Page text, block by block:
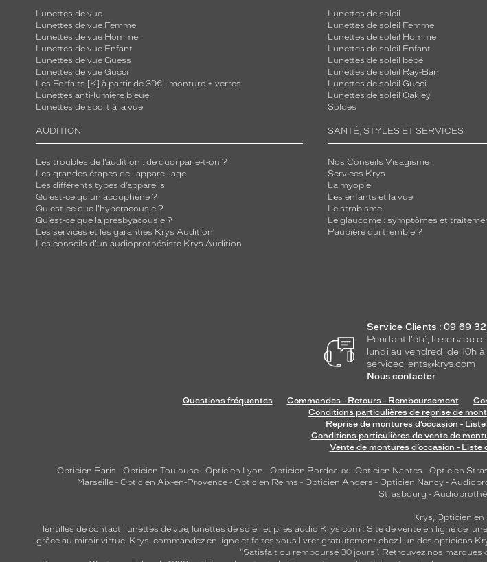
Lunettes de vue
Lunettes de vue Femme
Lunettes de vue Homme
Lunettes de vue Enfant
Lunettes de vue Guess
Lunettes de vue Gucci
Les Forfaits [K] à partir de 39€ - monture + verres
Lunettes anti-lumière bleue
Lunettes de sport à la vue
Lunettes de soleil
Lunettes de soleil Femme
Lunettes de soleil Homme
Lunettes de soleil Enfant
Lunettes de soleil bébé
Lunettes de soleil Ray-Ban
Lunettes de soleil Gucci
Lunettes de soleil Oakley
Soldes
AUDITION
Les troubles de l’audition : de quoi parle-t-on ?
Les grandes étapes de l'appareillage
Les différents types d’appareils
Qu’est-ce qu'un acouphène ?
Qu'est-ce que l'hyperacousie ?
Qu’est-ce que la presbyacousie ?
Les services et les garanties Krys Audition
Les conseils d'un audioprothésiste Krys Audition
SANTÉ, STYLES ET SERVICES
Nos Conseils Visagisme
Services Krys
La myopie
Les enfants et la vue
Le strabisme
Le glaucome : symptômes et
Paupière qui tremble ?
Service Clients : 09 69
Pendant l'été, le service
lundi au vendredi de 10h à
serviceclients@krys.com
Nous contacter
Questions fréquentes Commandes - Retours - Remboursement
Conditions particulières de reprise de
Reprise de montures d’occasion -
Conditions particulières de vente de
Vente de montures d’occasion -
Opticien Paris - Opticien Toulouse - Opticien Lyon - Opticien Bordeaux - Opticien Nantes - Opticien
Marseille - Opticien Aix-en-Provence - Opticien Reims - Opticien Angers - Opticien Nancy -
Strasbourg -
Krys, Opticien en
lentilles de contact, lunettes de vue, lunettes de soleil et piles audio Krys.com : Site de vente en ligne de
grâce au miroir virtuel Krys, commandez en ligne et faites vous livrer gratuitement chez l'un des opticiens
"Satisfait ou remboursé 30 jours". Retrouvez nos marques